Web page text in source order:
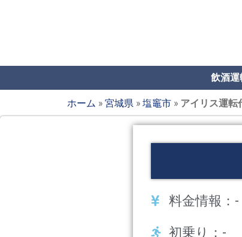
飲酒運
ホーム »宮城県 »塩竈市 » アイリス運転
料金情報：-
初乗り：-